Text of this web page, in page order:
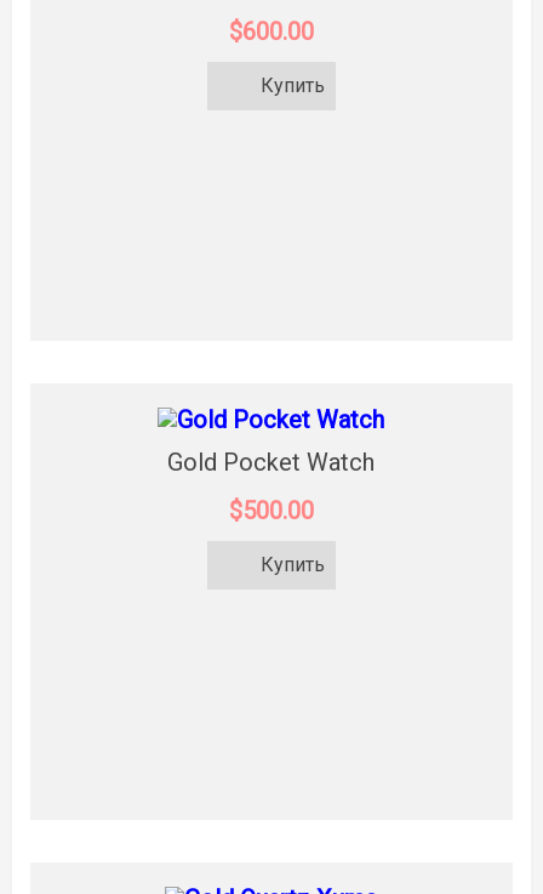
$600.00
Купить
Gold Pocket Watch
$500.00
Купить